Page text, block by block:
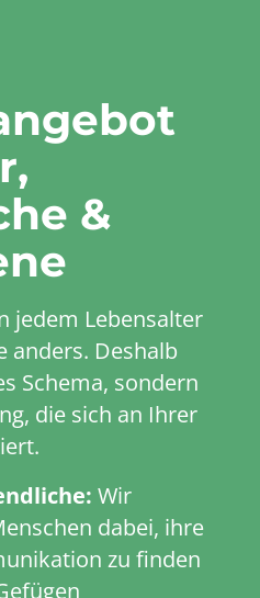
&
jedem Lebensalter
anders. Deshalb
Schema, sondern
die sich an Ihrer
Wir
dabei, ihre
zu finden